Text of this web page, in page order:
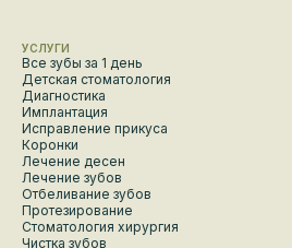
УСЛУГИ
Все зубы за 1 день
Детская стоматология
Диагностика
Имплантация
Исправление прикуса
Коронки
Лечение десен
Лечение зубов
Отбеливание зубов
Протезирование
Стоматология хирургия
Чистка зубов